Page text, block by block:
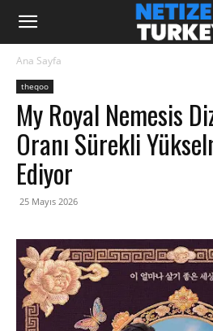
Ana Sayfa
theqoo
My Royal Nemesis
Oranı Sürekli
Ediyor
25 Mayıs 2026